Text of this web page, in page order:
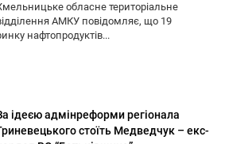
обласне територіальне
АМКУ повідомляє, що 19
нафтопродуктів...
ідеєю адмінреформи регіонала
стоїть Медведчук – екс-